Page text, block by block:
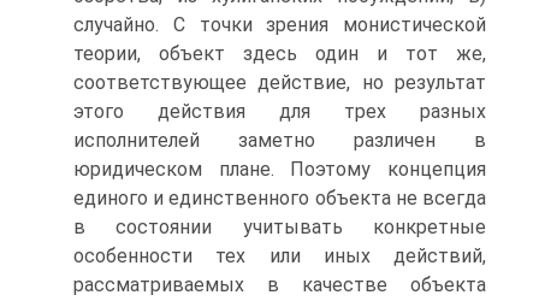
случайно. С точки зрения монистической
теории, объект здесь один и тот же,
соответствующее действие, но результат
этого действия для трех разных
исполнителей заметно различен в
юридическом плане. Поэтому концепция
единого и единственного объекта не всегда
в состоянии учитывать конкретные
особенности тех или иных действий,
рассматриваемых в качестве объекта